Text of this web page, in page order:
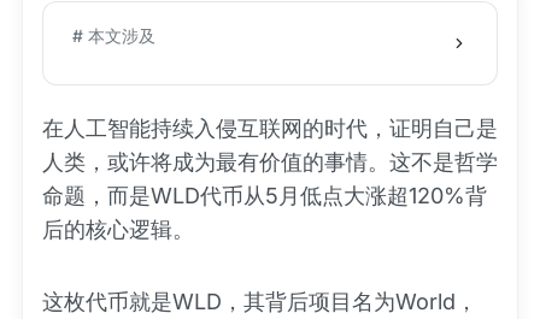
# 本文涉及
在人工智能持续入侵互联网的时代，证明自己是
人类，或许将成为最有价值的事情。这不是哲学
命题，而是WLD代币从5月低点大涨超120%背
后的核心逻辑。
这枚代币就是WLD，其背后项目名为World，